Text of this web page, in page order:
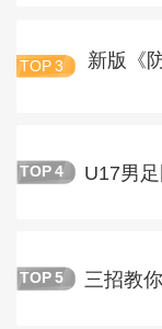
TOP 3 新版《
TOP 4 U17男
TOP 5 三招教